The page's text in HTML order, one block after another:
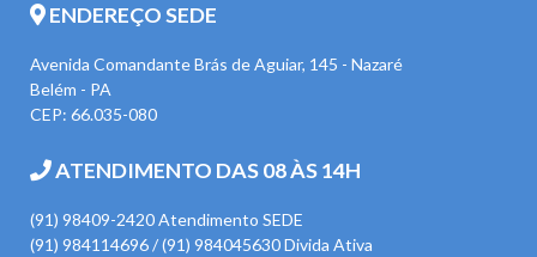
ENDEREÇO SEDE
Avenida Comandante Brás de Aguiar, 145 - Nazaré
Belém - PA
CEP: 66.035-080
ATENDIMENTO DAS 08 ÀS 14H
(91) 98409-2420 Atendimento SEDE
(91) 984114696 / (91) 984045630 Divida Ativa